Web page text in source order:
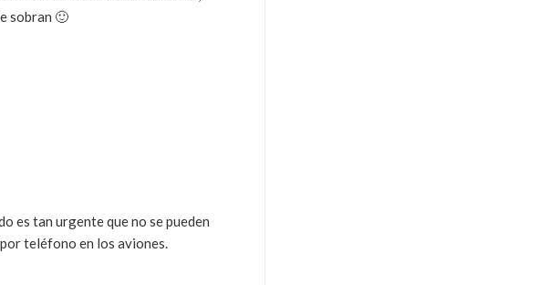
sobran 🙂
es tan urgente que no se pueden
teléfono en los aviones.